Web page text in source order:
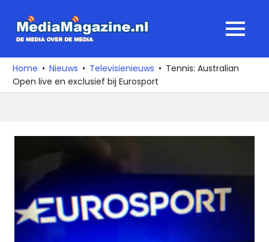
naar
media
over
de
MENU
Home Nieuws Televisienieuws
Tennis: Australian
Open live en exclusief bij Eurosport